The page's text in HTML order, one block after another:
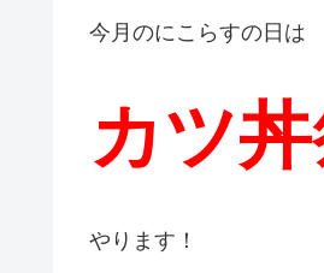
今月のにこらすの日は
カツ丼
やります！